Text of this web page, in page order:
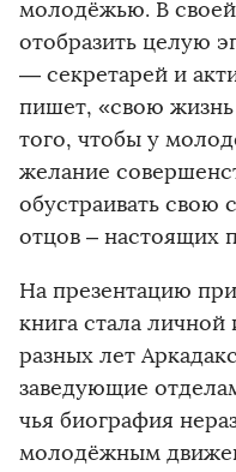
молодёжью. В
отобразить целую
— секретарей и
пишет, «свою
того, чтобы у
желание
обустраивать свою
отцов – настоящих
На презентацию
книга стала
разных лет
заведующие
чья биография
молодёжным